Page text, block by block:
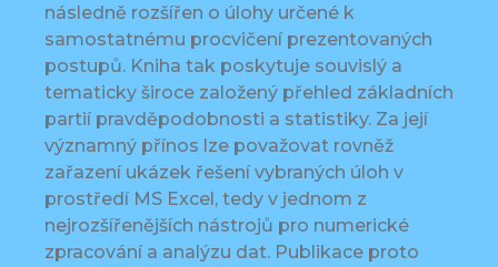
následně rozšířen o úlohy určené k
samostatnému procvičení prezentovaných
postupů. Kniha tak poskytuje souvislý a
tematicky široce založený přehled základních
partií pravděpodobnosti a statistiky. Za její
významný přínos lze považovat rovněž
zařazení ukázek řešení vybraných úloh v
prostředí MS Excel, tedy v jednom z
nejrozšířenějších nástrojů pro numerické
zpracování a analýzu dat. Publikace proto